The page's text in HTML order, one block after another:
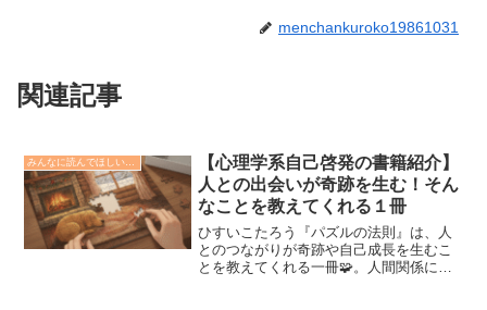
menchankuroko19861031
関連記事
【心理学系自己啓発の書籍紹介】
人との出会いが奇跡を生む！そん
なことを教えてくれる１冊
ひすいこたろう『パズルの法則』は、人
とのつながりが奇跡や自己成長を生むこ
とを教えてくれる一冊🧩。人間関係に悩